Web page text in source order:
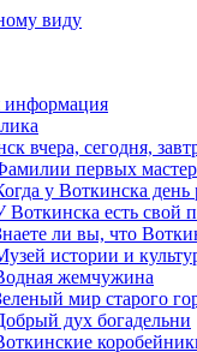
виду
вчера, сегодня,
первых
у Воткинска день
Воткинска есть свой
ли вы, что
истории и
жемчужина
мир старого
дух богадельни